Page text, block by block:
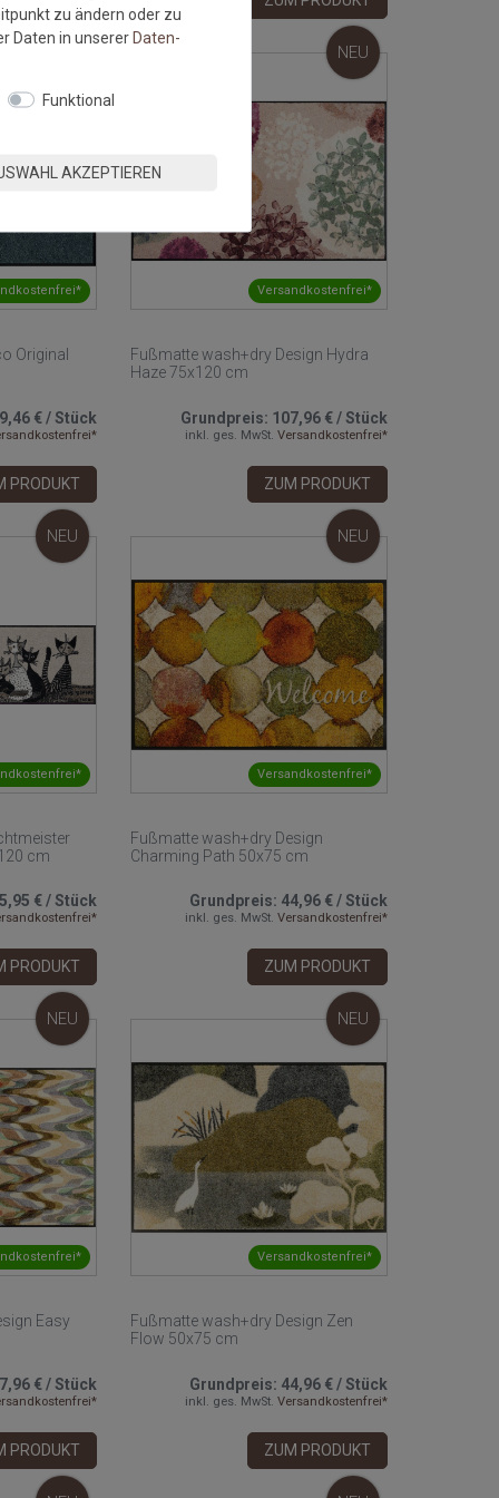
Original
€/Stück
PRODUKT
Versandkostenfrei*
NEU
Fußmatte wash+dry Design Hydra
Haze 75x120 cm
Grundpreis: 107,96 €/Stück
inkl. ges. MwSt. Versandkostenfrei*
ZUM PRODUKT
NEU
cm
€/Stück
PRODUKT
Versandkostenfrei*
NEU
Fußmatte wash+dry Design
Charming Path 50x75 cm
Grundpreis: 44,96 €/Stück
inkl. ges. MwSt. Versandkostenfrei*
ZUM PRODUKT
NEU
Easy
€/Stück
PRODUKT
Versandkostenfrei*
NEU
Fußmatte wash+dry Design Zen
Flow 50x75 cm
Grundpreis: 44,96 €/Stück
inkl. ges. MwSt. Versandkostenfrei*
ZUM PRODUKT
zu ändern oder zu
Daten in unsererDaten­
Funktional
AKZEPTIEREN